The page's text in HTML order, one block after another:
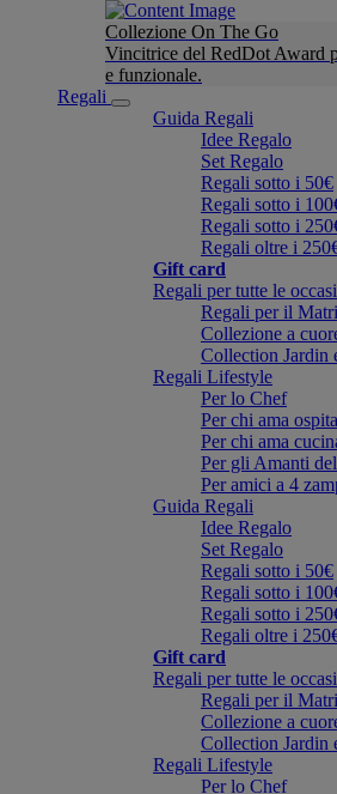
Collezione On The Go
Vincitrice del RedDot Award
e funzionale.
Regali
Guida Regali
Idee Regalo
Set Regalo
Regali sotto i 50€
Regali sotto i
Regali sotto i
Regali oltre i
Gift card
Regali per tutte le
Regali per il
Collezione a
Collection Jardin
Regali Lifestyle
Per lo Chef
Per chi ama
Per chi ama
Per gli Amanti
Per amici a 4
Guida Regali
Idee Regalo
Set Regalo
Regali sotto i 50€
Regali sotto i
Regali sotto i
Regali oltre i
Gift card
Regali per tutte le
Regali per il
Collezione a
Collection Jardin
Regali Lifestyle
Per lo Chef